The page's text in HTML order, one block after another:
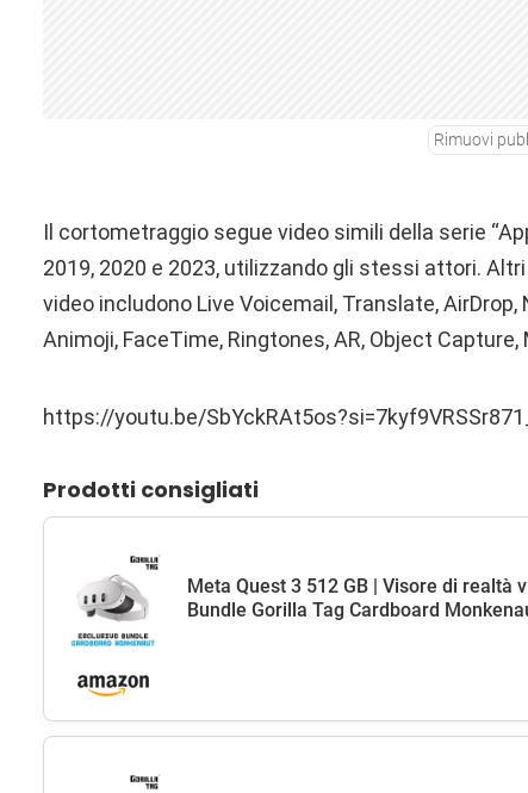
Rimuovi
Il cortometraggio segue video simili della serie
2019, 2020 e 2023, utilizzando gli stessi attori.
video includono Live Voicemail, Translate,
Animoji, FaceTime, Ringtones, AR, Object
https://youtu.be/
Prodotti consigliati
Meta Quest 3 512 GB | Visore di realtà
Bundle Gorilla Tag Cardboard